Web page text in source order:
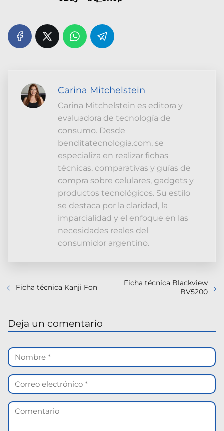
Carina Mitchelstein
Carina Mitchelstein es editora y
evaluadora de tecnología de
consumo. Desde
benditatecnologia.com, se
especializa en realizar fichas
técnicas, comparativas y guías de
compra sobre celulares, gadgets y
productos tecnológicos. Su estilo
se destaca por la claridad, la
imparcialidad y el enfoque en las
necesidades reales del
consumidor argentino.
Ficha técnica Kanji Fon
Ficha técnica Blackview
BV5200
Deja un comentario